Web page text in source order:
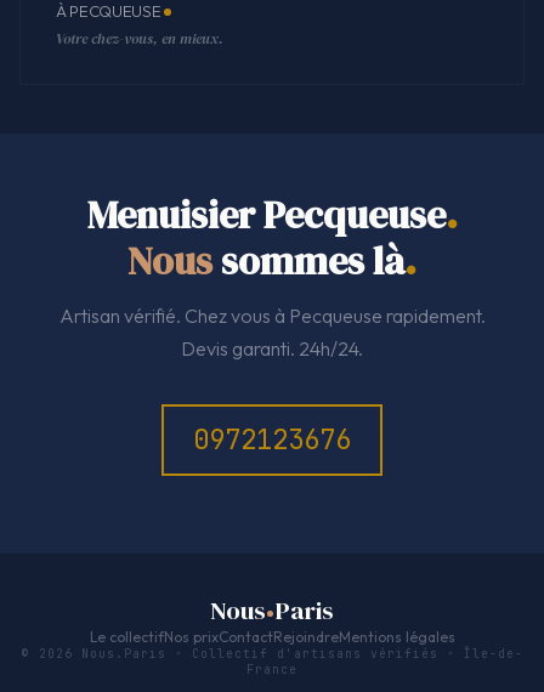
À PECQUEUSE
Votre chez-vous, en mieux.
Menuisier Pecqueuse.
Noussommes là.
Artisan vérifié. Chez vous à Pecqueuse rapidement.
Devis garanti. 24h/24.
0972123676
Nous Paris
Le collectifNos prixContactRejoindreMentions légales
© 2026 Nous.Paris · Collectif d'artisans vérifiés · Île-de-
France